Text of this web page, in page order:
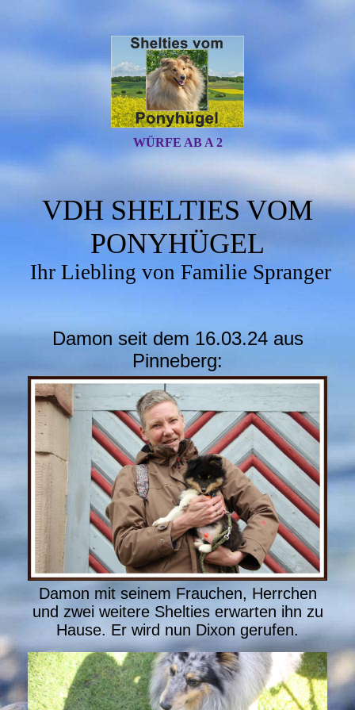
WÜRFE AB A 2
VDH SHELTIES VOM
PONYHÜGEL
Ihr Liebling von Familie Spranger
Damon seit dem 16.03.24 aus
Pinneberg:
Damon mit seinem Frauchen, Herrchen
und zwei weitere Shelties erwarten ihn zu
Hause. Er wird nun Dixon gerufen.